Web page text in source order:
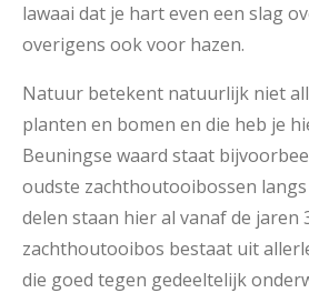
lawaai dat je hart even een slag
overigens ook voor hazen.
Natuur betekent natuurlijk niet
planten en bomen en die heb je
Beuningse waard staat
oudste zachthoutooibossen langs
delen staan hier al vanaf de jaren
zachthoutooibos bestaat uit
die goed tegen gedeeltelijk